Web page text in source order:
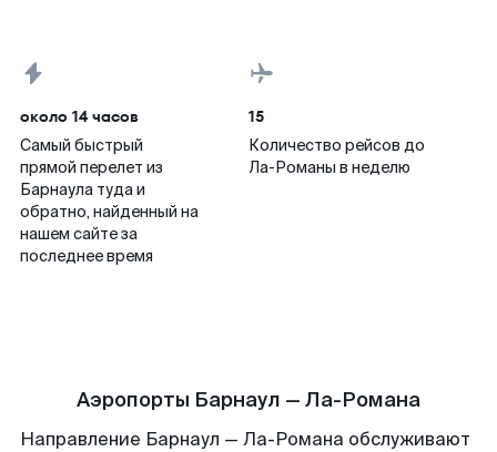
около 14 часов
Самый быстрый
прямой перелет из
Барнаула туда и
обратно, найденный на
нашем сайте за
последнее время
15
Количество рейсов до
Ла-Романы в неделю
Аэропорты Барнаул — Ла-Романа
Направление Барнаул — Ла-Романа обслуживают